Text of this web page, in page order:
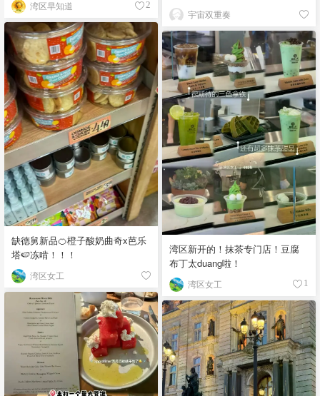
宇宙双重奏
湾区早知道 2
缺德舅新品🍊橙子酸奶曲奇x芭乐
塔🍉冻啃！！！
湾区女工
湾区新开的！抹茶专门店！豆腐
布丁太duang啦！
湾区女工 1